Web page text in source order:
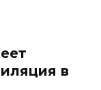
в